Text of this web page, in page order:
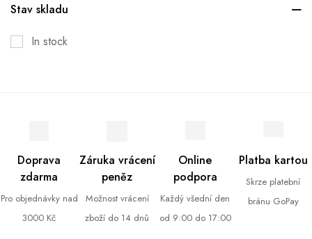
Stav skladu
In stock
Doprava
zdarma
Pro objednávky nad
3000 Kč
Záruka vrácení
peněz
Možnost vrácení
zboží do 14 dnů
Online
podpora
Každý všední den
od 9:00 do 17:00
Platba kartou
Skrze platební
bránu GoPay